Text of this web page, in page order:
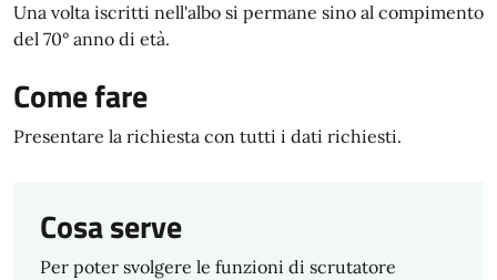
Una volta iscritti nell'albo si permane sino al compimento
del 70° anno di età.
Come fare
Presentare la richiesta con tutti i dati richiesti.
Cosa serve
Per poter svolgere le funzioni di scrutatore